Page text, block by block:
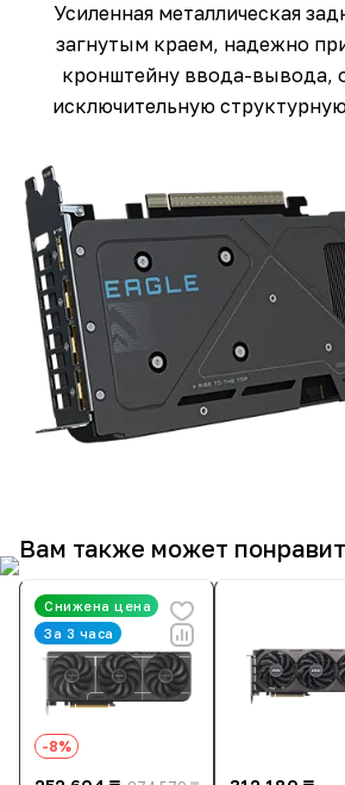
Усиленная металлическая
загнутым краем, надежно
кронштейну ввода-вывода,
исключительную
Вам также может
Снижена цена
За 3 часа
-8%